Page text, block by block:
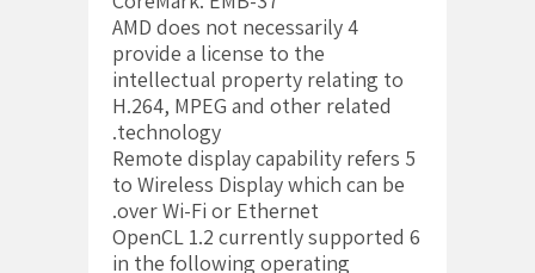
4 AMD does not necessarily
provide a license to the
intellectual property relating to
H.264, MPEG and other related
technology.
5 Remote display capability refers
to Wireless Display which can be
over Wi-Fi or Ethernet.
6 OpenCL 1.2 currently supported
in the following operating